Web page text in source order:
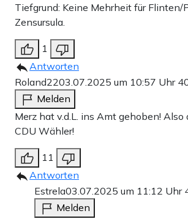
Tiefgrund: Keine Mehrheit für Flinten/
Zensursula.
1
Antworten
Roland2203.07.2025 um 10:57 Uhr
Melden
Merz hat v.d.L. ins Amt gehoben! Also
CDU Wähler!
11
Antworten
Estrela03.07.2025 um 11:12 Uhr
Melden